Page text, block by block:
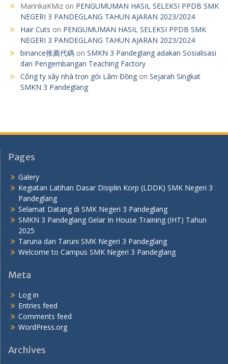
MarinkaKMiz on PENGUMUMAN HASIL SELEKSI PPDB SMK
NEGERI 3 PANDEGLANG TAHUN AJARAN 2023/2024
Hair Cuts on PENGUMUMAN HASIL SELEKSI PPDB SMK
NEGERI 3 PANDEGLANG TAHUN AJARAN 2023/2024
binance推薦代碼 on SMKN 3 Pandeglang adakan Sosialisasi
dan Pengembangan Teaching Factory
Công ty xây nhà trọn gói Lâm Đồng on Sejarah Singkat
SMKN 3 Pandeglang
Pages
Galery
Kegiatan Latihan Dasar Disiplin Korp (LDDK) SMK Negeri 3
Pandeglang
Selamat Datang di SMK Negeri 3 Pandeglang
SMKN 3 Pandeglang Gelar In House Training (IHT) Tahun
2025
Taruna dan Taruni SMK Negeri 3 Pandeglang
Welcome to Campus SMK Negeri 3 Pandeglang
Meta
Log in
Entries feed
Comments feed
WordPress.org
Archives